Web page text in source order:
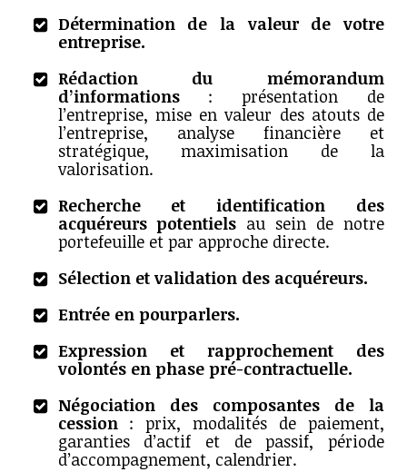
Détermination de la valeur de votre
entreprise.
Rédaction du mémorandum
d’informations: présentation de
l’entreprise, mise en valeur des atouts de
l’entreprise, analyse financière et
stratégique, maximisation de la
valorisation.
Recherche et identification des
acquéreurs potentiels au sein de notre
portefeuille et par approche directe.
Sélection et validation des acquéreurs.
Entrée en pourparlers.
Expression et rapprochement des
volontés en phase pré-contractuelle.
Négociation des composantes de la
cession: prix, modalités de paiement,
garanties d’actif et de passif, période
d’accompagnement, calendrier.